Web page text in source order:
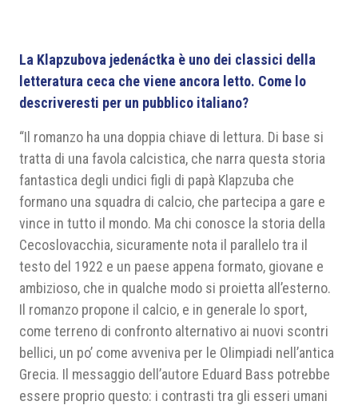
La Klapzubova jedenáctka è uno dei classici della
letteratura ceca che viene ancora letto. Come lo
descriveresti per un pubblico italiano?
“Il romanzo ha una doppia chiave di lettura. Di base si
tratta di una favola calcistica, che narra questa storia
fantastica degli undici figli di papà Klapzuba che
formano una squadra di calcio, che partecipa a gare e
vince in tutto il mondo. Ma chi conosce la storia della
Cecoslovacchia, sicuramente nota il parallelo tra il
testo del 1922 e un paese appena formato, giovane e
ambizioso, che in qualche modo si proietta all’esterno.
Il romanzo propone il calcio, e in generale lo sport,
come terreno di confronto alternativo ai nuovi scontri
bellici, un po’ come avveniva per le Olimpiadi nell’antica
Grecia. Il messaggio dell’autore Eduard Bass potrebbe
essere proprio questo: i contrasti tra gli esseri umani